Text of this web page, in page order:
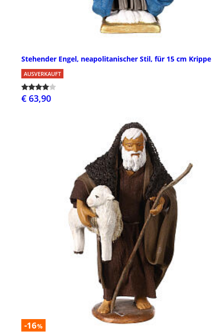
Stehender Engel, neapolitanischer Stil, für 15 cm Krippe
AUSVERKAUFT
€ 63,90
-16%